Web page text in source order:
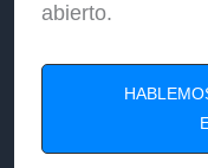
abierto.